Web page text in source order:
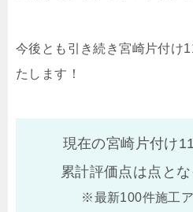
今後とも引き続き宮崎片付け
たします！
現在の宮崎片付け
累計評価点は点と
※最新100件施工